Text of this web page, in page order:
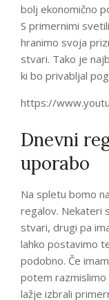
bolj ekonomično
S primernimi
hranimo svoja
stvari. Tako je
ki bo privabljal
https://
Dnevni
uporabo
Na spletu bomo
regalov. Nekateri
stvari, drugi pa
lahko postavimo
podobno. Če
potem razmislimo
lažje izbrali